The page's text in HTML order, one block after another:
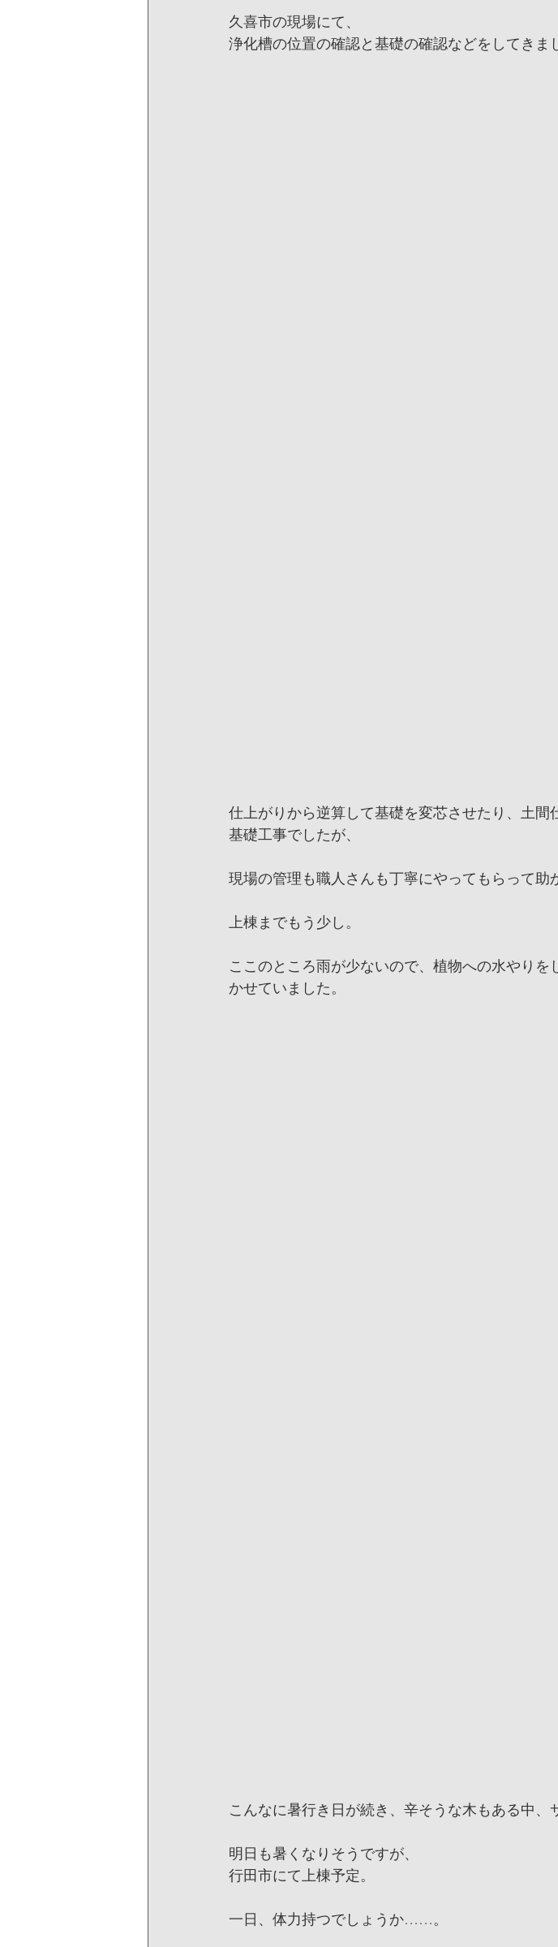
久喜市の現場にて、
浄化槽の位置の確認と基礎の確認などをしてきま
仕上がりから逆算して基礎を変芯させたり、土
基礎工事でしたが、
現場の管理も職人さんも丁寧にやってもらって助
上棟までもう少し。
ここのところ雨が少ないので、植物への水やり
かせていました。
こんなに暑行き日が続き、辛そうな木もある中、
明日も暑くなりそうですが、
行田市にて上棟予定。
一日、体力持つでしょうか……。